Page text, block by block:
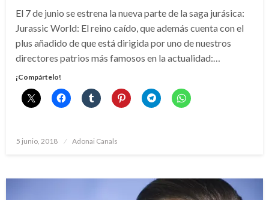
El 7 de junio se estrena la nueva parte de la saga jurásica:
Jurassic World: El reino caído, que además cuenta con el
plus añadido de que está dirigida por uno de nuestros
directores patrios más famosos en la actualidad:…
¡Compártelo!
Publicado
5 junio, 2018 Adonai Canals